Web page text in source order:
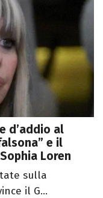
d’addio al
e il
Loren
sulla
il G...